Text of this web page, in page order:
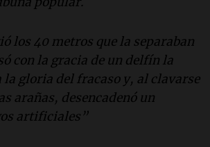
los 40 metros que la separaban
con la gracia de un delfín la
la gloria del fracaso y, al clavarse
arañas, desencadenó un
artificiales”